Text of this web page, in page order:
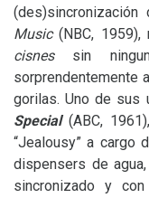
Music(NBC, 1959),
cisnessin
sorprendentemente
gorilas. Uno de sus
Special(ABC,
“Jealousy” a cargo
dispensers de
sincronizado y